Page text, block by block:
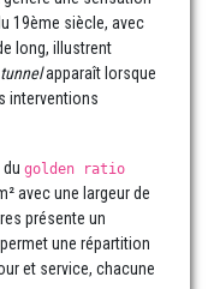
19ème siècle, avec
long, illustrent
tunnelapparaît lorsque
interventions
golden ratio
avec une largeur de
présente un
une répartition
et service, chacune